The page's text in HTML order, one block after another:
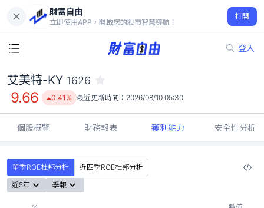
財富自由
立即使用APP，開啟您的股市智慧導航！
打開
登入
9.66
0.41%
艾美特-KY 1626
9.66 0.41% 最近更新時間： 2026/08/10 05:30
個股概覽 財務報表 獲利能力 安全性分析
單季ROE杜邦分析
近四季ROE杜邦分析
近5年
季報